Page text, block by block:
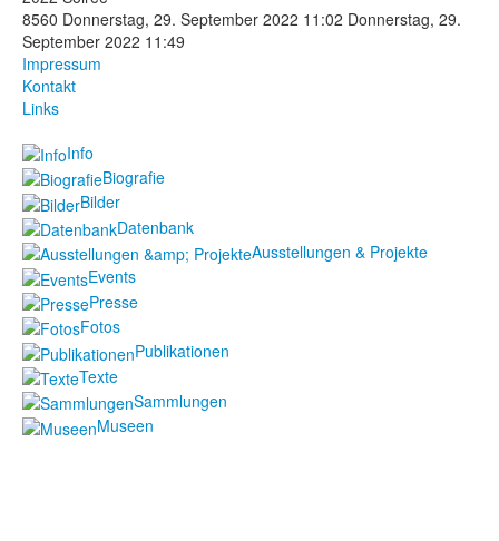
Presse
Texte
Sammlungen
Museen
8560 Donnerstag, 29. September 2022 11:02 Donnerstag, 29.
September 2022 11:49
Impressum
Kontakt
Links
Info
Biografie
Bilder
Datenbank
Ausstellungen & Projekte
Events
Presse
Fotos
Publikationen
Texte
Sammlungen
Museen